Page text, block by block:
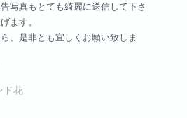
写真もとても綺麗に送信して下さ
ます。
、是非とも宜しくお願い致しま
ド花